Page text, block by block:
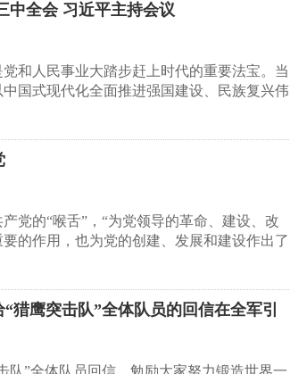
中全会 习近平主持会议
和人民事业大踏步赶上时代的重要法宝。当
国式现代化全面推进强国建设、民族复兴伟
党的“喉舌”，“为党领导的革命、建设、改
的作用，也为党的创建、发展和建设作出了
鹰突击队”全体队员的回信在全军引
队”全体队员回信，勉励大家努力锻造世界一